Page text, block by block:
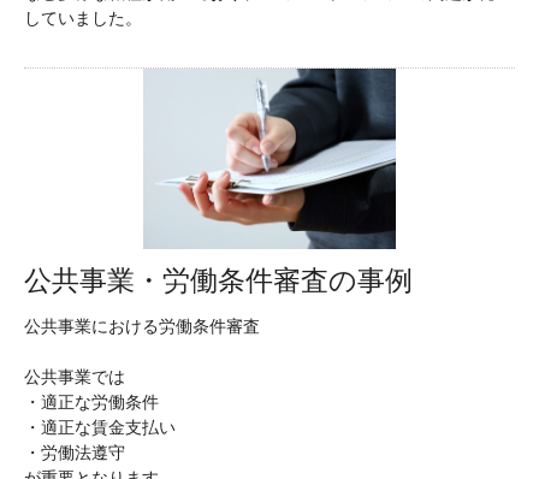
していました。
公共事業・労働条件審査の事例
公共事業における労働条件審査
公共事業では
・適正な労働条件
・適正な賃金支払い
・労働法遵守